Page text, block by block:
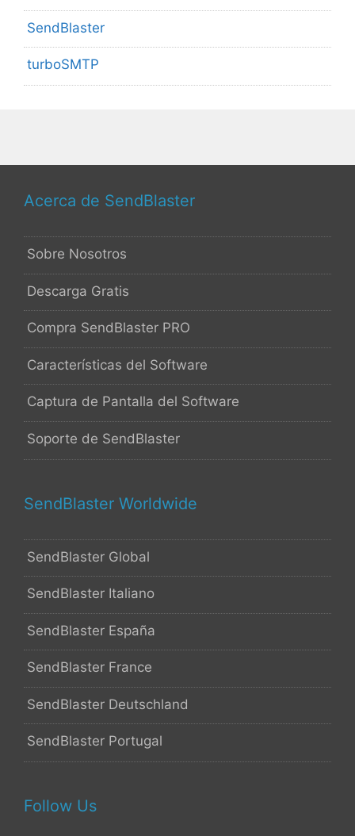
SendBlaster
turboSMTP
Acerca de SendBlaster
Sobre Nosotros
Descarga Gratis
Compra SendBlaster PRO
Características del Software
Captura de Pantalla del Software
Soporte de SendBlaster
SendBlaster Worldwide
SendBlaster Global
SendBlaster Italiano
SendBlaster España
SendBlaster France
SendBlaster Deutschland
SendBlaster Portugal
Follow Us